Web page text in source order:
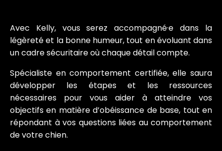
Avec Kelly, vous serez accompagné·e dans la
légèreté et la bonne humeur, tout en évoluant dans
un cadre sécuritaire où chaque détail compte.
Spécialiste en comportement certifiée, elle saura
développer les étapes et les ressources
nécessaires pour vous aider à atteindre vos
objectifs en matière d’obéissance de base, tout en
répondant à vos questions liées au comportement
de votre chien.